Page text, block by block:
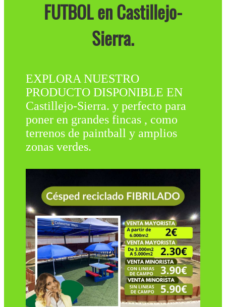
FUTBOL en Castillejo-
Sierra.
EXPLORA NUESTRO
PRODUCTO DISPONIBLE EN
Castillejo-Sierra. y perfecto para
poner en grandes fincas , como
terrenos de paintball y amplios
zonas verdes.